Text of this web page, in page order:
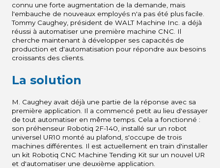
connu une forte augmentation de la demande, mais
l'embauche de nouveaux employés n'a pas été plus facile.
Tommy Caughey, président de WALT Machine Inc. a déjà
réussi à automatiser une première machine CNC. Il
cherche maintenant à développer ses capacités de
production et d'automatisation pour répondre aux besoins
croissants des clients.
La solution
M. Caughey avait déjà une partie de la réponse avec sa
première application. Il a commencé petit au lieu d'essayer
de tout automatiser en même temps. Cela a fonctionné :
son préhenseur Robotiq 2F-140, installé sur un robot
universel UR10 monté au plafond, s'occupe de trois
machines différentes. Il est actuellement en train d'installer
un kit Robotiq CNC Machine Tending Kit sur un nouvel UR
et d'automatiser une deuxième application.